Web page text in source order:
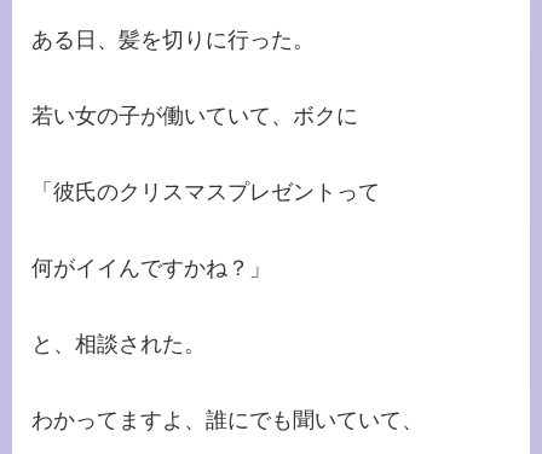
ある日、髪を切りに行った。
若い女の子が働いていて、ボクに
「彼氏のクリスマスプレゼントって
何がイイんですかね？」
と、相談された。
わかってますよ、誰にでも聞いていて、